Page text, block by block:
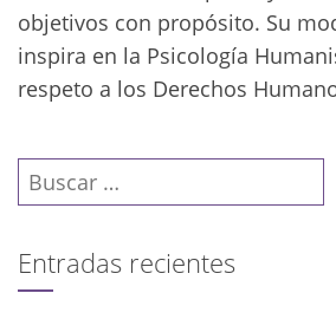
objetivos con propósito. Su
inspira en la Psicología
respeto a los Derechos
Buscar:
Entradas recientes